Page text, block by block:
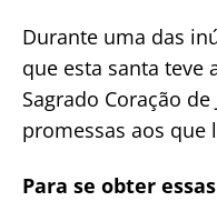
Durante uma das
que esta santa teve
Sagrado Coração
promessas aos que
Para se obter